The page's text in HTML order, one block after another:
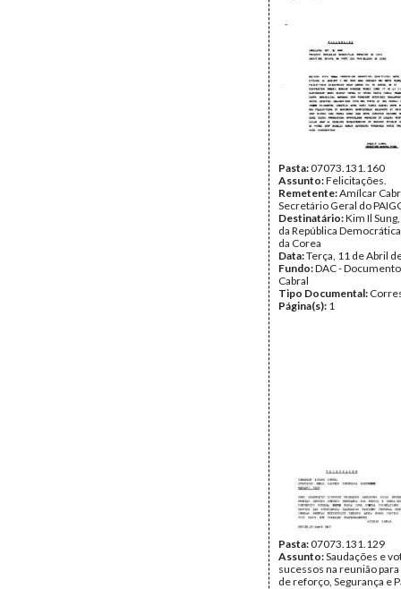
Pasta:07073.131.160
Assunto:Felicitações.
Remetente:Amílcar
Secretário Geral do
Destinatário:Kim Il
da República
da Corea
Data:Terça, 11 de Abril
Fundo:DAC -
Cabral
Tipo Documental:
Página(s): 1
Pasta:07073.131.129
Assunto:Saudações e
sucessos na reunião
de reforço, Segurança e